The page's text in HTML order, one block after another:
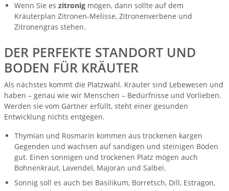
Wenn Sie es zitronig mögen, dann sollte auf dem
Kräuterplan Zitronen-Melisse, Zitronenverbene und
Zitronengras stehen.
DER PERFEKTE STANDORT UND
BODEN FÜR KRÄUTER
Als nächstes kommt die Platzwahl. Kräuter sind Lebewesen und
haben – genau wie wir Menschen – Bedürfnisse und Vorlieben.
Werden sie vom Gärtner erfüllt, steht einer gesunden
Entwicklung nichts entgegen.
Thymian und Rosmarin kommen aus trockenen kargen
Gegenden und wachsen auf sandigen und steinigen Böden
gut. Einen sonnigen und trockenen Platz mögen auch
Bohnenkraut, Lavendel, Majoran und Salbei.
Sonnig soll es auch bei Basilikum, Borretsch, Dill, Estragon,